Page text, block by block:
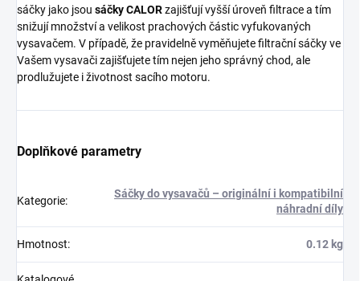
sáčky jako jsou sáčky CALORzajišťují vyšší úroveň filtrace a tím
snižují množství a velikost prachových částic vyfukovaných
vysavačem. V případě, že pravidelně vyměňujete filtrační sáčky ve
Vašem vysavači zajišťujete tím nejen jeho správný chod, ale
prodlužujete i životnost sacího motoru.
Doplňkové parametry
Kategorie:
Sáčky do vysavačů – originální i kompatibilní
náhradní díly
Hmotnost: 0.12 kg